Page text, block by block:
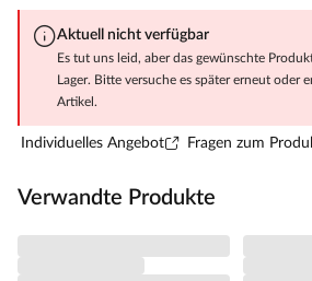
Aktuell nicht verfügbar
Es tut uns leid, aber das gewünschte
Lager. Bitte versuche es später erneut oder
Artikel.
Individuelles Angebot Fragen zum
Verwandte Produkte